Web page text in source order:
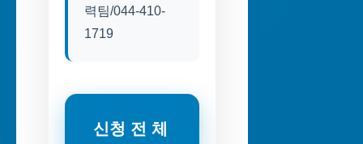
력팀/044-410-
1719
신청 전 체